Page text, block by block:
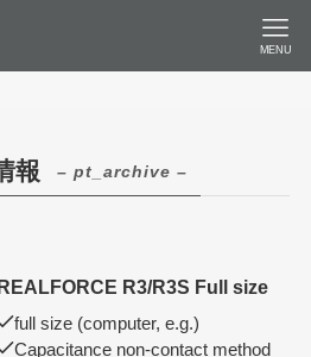
MENU
報 – pt_archive –
R3/R3S Full size
full size (computer, e.g.)
Capacitance non-contact method